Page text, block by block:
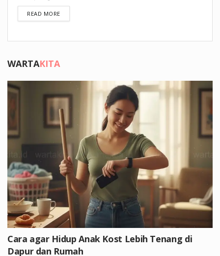
READ MOREDETAILS
WARTAKITA
Cara agar Hidup Anak Kost Lebih Tenang di
Dapur dan Rumah